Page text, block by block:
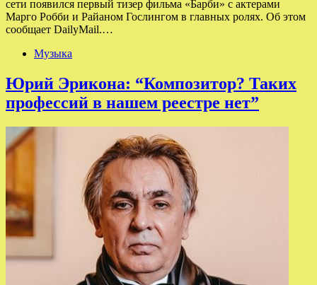
сети появился первый тизер фильма «Барби» с актерами
Марго Робби и Райаном Гослингом в главных ролях. Об этом
сообщает DailyMail.…
Музыка
Юрий Эрикона: “Композитор? Таких
профессий в нашем реестре нет”